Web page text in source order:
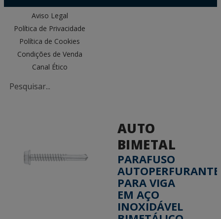
Aviso Legal
Política de Privacidade
Política de Cookies
Condições de Venda
Canal Ético
AUTO
BIMETAL
PARAFUSO
AUTOPERFURANTE
PARA VIGA
EM AÇO
INOXIDÁVEL